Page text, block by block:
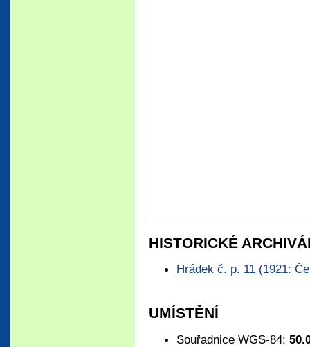
HISTORICKÉ
Hrádek č. p. 11 (1921:
UMÍSTĚNÍ
Souřadnice WGS-84: